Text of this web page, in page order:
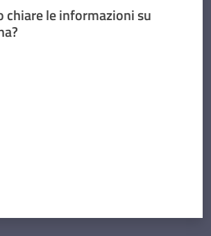
chiare le informazioni su